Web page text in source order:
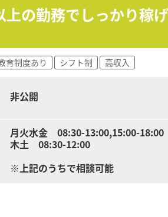
や健康サポート薬局への届け出実績
上の勤務でしっかり稼
育制度あり シフト制 高収入
非公開
月火水金 08:30-13:00,15:00-18:00
木土 08:30-12:00
※上記のうちで相談可能